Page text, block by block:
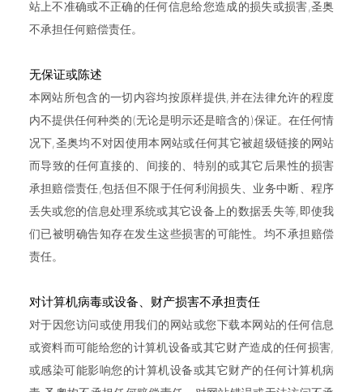
站上不准确或不正确的任何信息给您造成的损失或损害,圣奥
不承担任何赔偿责任。
无保证或陈述
本网站所包含的一切内容均按原样提供,并在法律允许的程度
内不提供任何种类的(无论是明示还是暗含的)保证。在任何情
况下,圣奥均不对因使用本网站或任何其它被超级链接的网站
而导致的任何直接的、间接的、特别的或其它后果性的损害
承担赔偿责任,包括但不限于任何利润损失、业务中断、程序
丢失或您的信息处理系统或其它设备上的数据丢失等,即使我
们已被明确告知存在发生这些损害的可能性。均不承担赔偿
责任。
对计算机病毒或设备、财产损害不承担责任
对于因您访问或使用我们的网站或您下载本网站的任何信息
或资料而可能给您的计算机设备或其它财产造成的任何损害,
或感染可能影响您的计算机设备或其它财产的任何计算机病